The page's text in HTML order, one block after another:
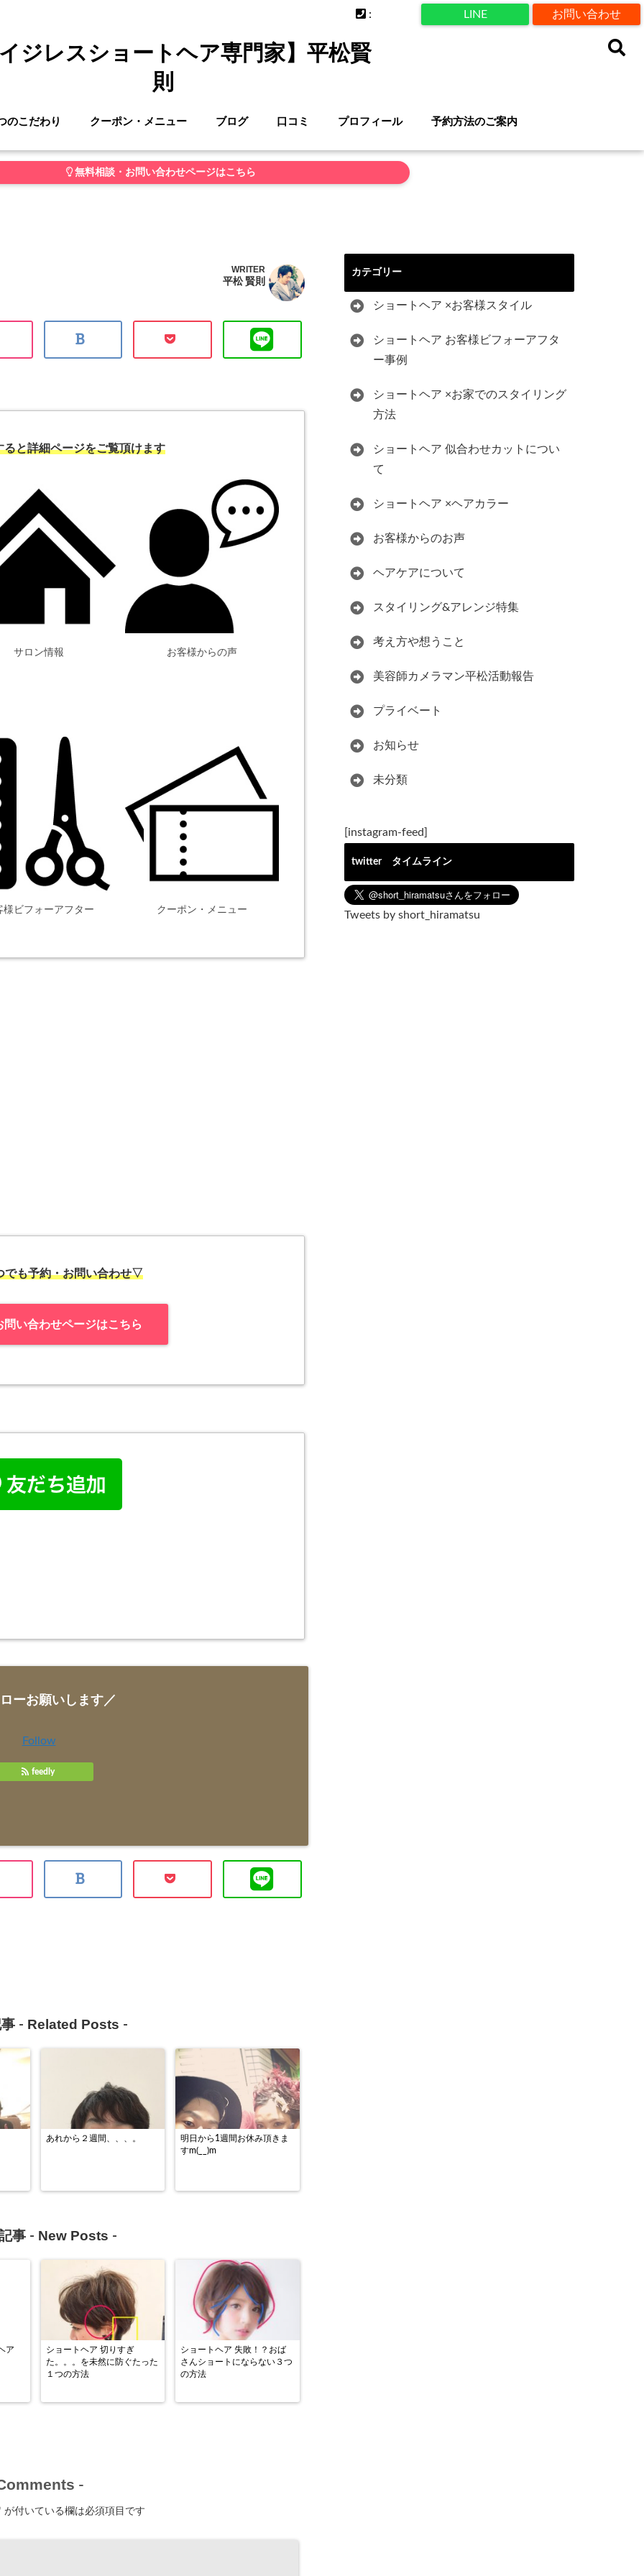
お問い合わせ
LINE
:
ジレスショートヘア専門家】平松賢
則
のこだわり クーポン・メニュー ブログ 口コミ プロフィール 予約方法のご案内
無料相談・お問い合わせページはこちら
WRITER
平松 賢則
ると詳細ページをご覧頂けます
サロン情報 お客様からの声
様ビフォーアフター クーポン・メニュー
も予約・お問い合わせ▽
問い合わせページはこちら
ーお願いします／
Follow
feedly
- Related Posts -
あれから２週間、、、。
明日から1週間お休み頂きま
すm(__)m
事 - New Posts -
ア
ショートヘア 切りすぎ
た。。。を未然に防ぐたった
１つの方法
ショートヘア 失敗！？おば
さんショートにならない３つ
の方法
-
が付いている欄は必須項目です
カテゴリー
ショートヘア ×お客様スタイル
ショートヘア お客様ビフォーアフタ
ー事例
ショートヘア ×お家でのスタイリング
方法
ショートヘア 似合わせカットについ
て
ショートヘア ×ヘアカラー
お客様からのお声
ヘアケアについて
スタイリング&アレンジ特集
考え方や想うこと
美容師カメラマン平松活動報告
プライベート
お知らせ
未分類
[instagram-feed]
twitter タイムライン
Tweets by short_hiramatsu